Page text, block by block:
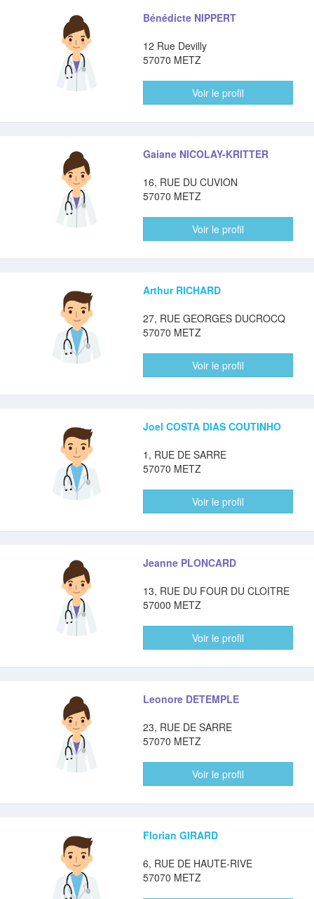
Bénédicte NIPPERT
12 Rue Devilly
57070 METZ
Voir le profil
Gaiane NICOLAY-KRITTER
16, RUE DU CUVION
57070 METZ
Voir le profil
Arthur RICHARD
27, RUE GEORGES DUCROCQ
57070 METZ
Voir le profil
Joel COSTA DIAS COUTINHO
1, RUE DE SARRE
57070 METZ
Voir le profil
Jeanne PLONCARD
13, RUE DU FOUR DU CLOITRE
57000 METZ
Voir le profil
Leonore DETEMPLE
23, RUE DE SARRE
57070 METZ
Voir le profil
Florian GIRARD
6, RUE DE HAUTE-RIVE
57070 METZ